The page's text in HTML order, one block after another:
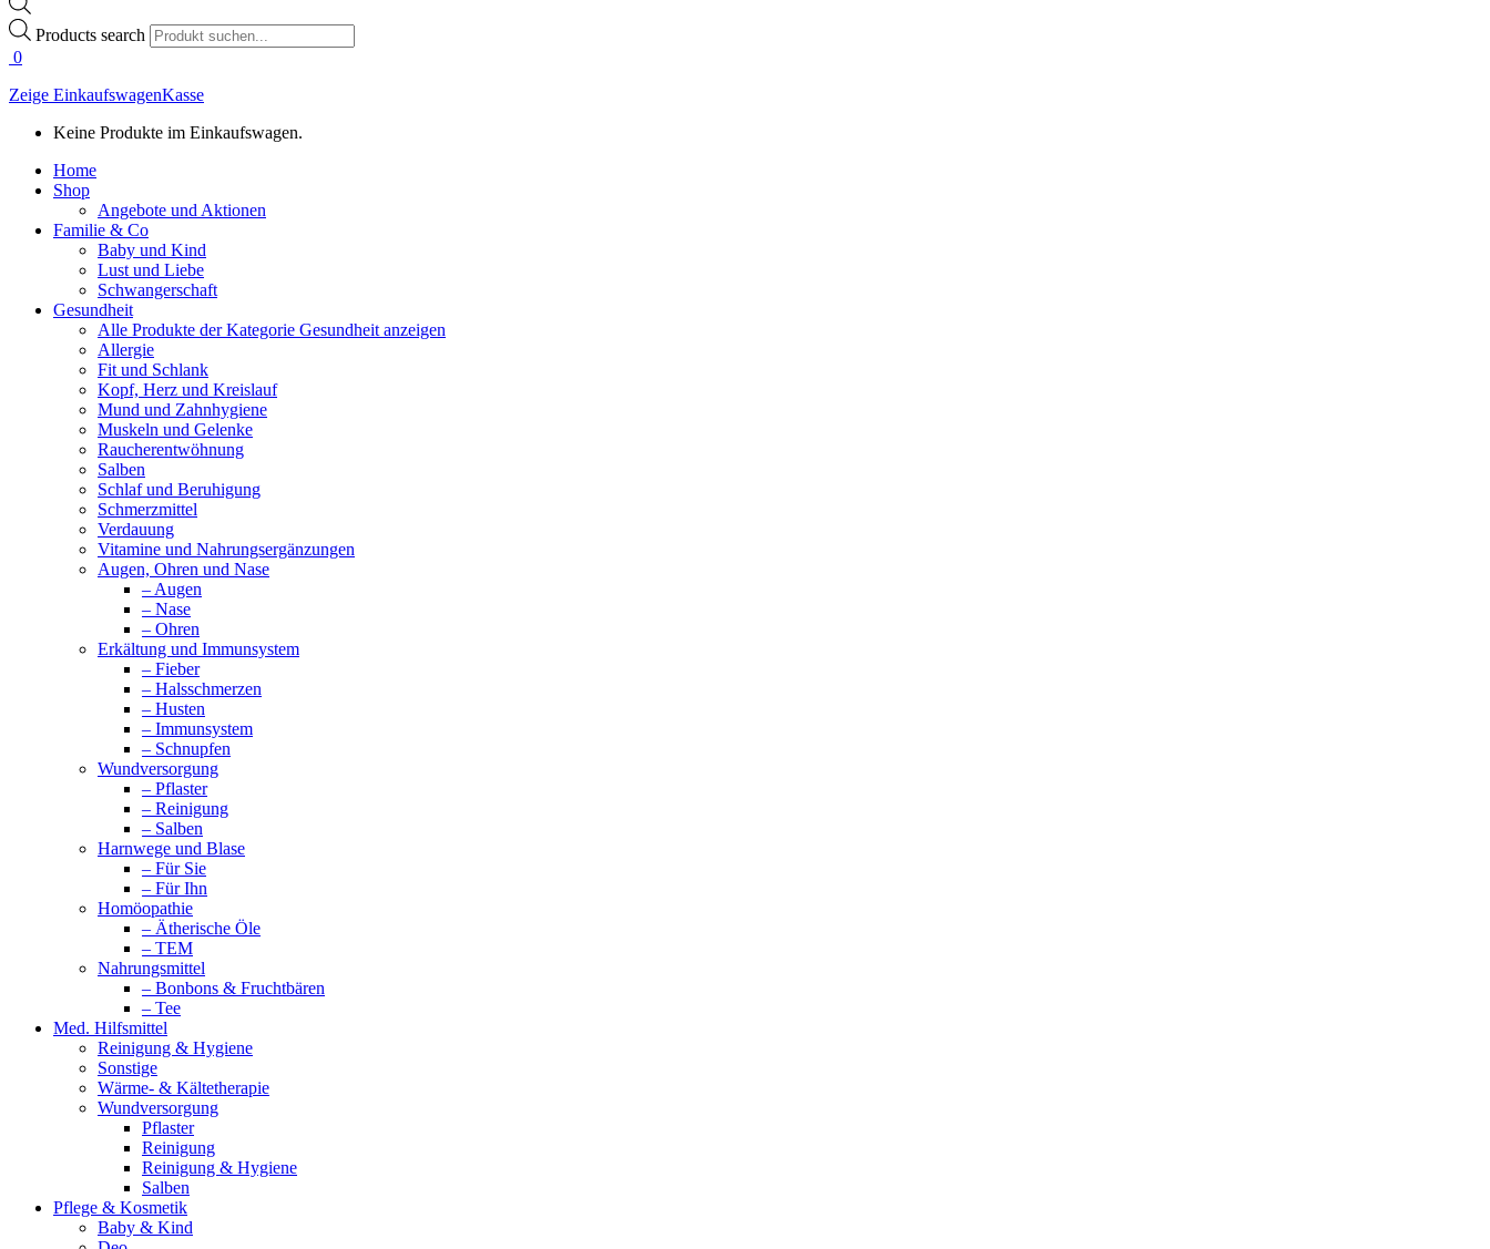
Products search
0
Zeige EinkaufswagenKasse
Keine Produkte im Einkaufswagen.
Home
Shop
Angebote und Aktionen
Familie & Co
Baby und Kind
Lust und Liebe
Schwangerschaft
Gesundheit
Alle Produkte der Kategorie Gesundheit anzeigen
Allergie
Fit und Schlank
Kopf, Herz und Kreislauf
Mund und Zahnhygiene
Muskeln und Gelenke
Raucherentwöhnung
Salben
Schlaf und Beruhigung
Schmerzmittel
Verdauung
Vitamine und Nahrungsergänzungen
Augen, Ohren und Nase
– Augen
– Nase
– Ohren
Erkältung und Immunsystem
– Fieber
– Halsschmerzen
– Husten
– Immunsystem
– Schnupfen
Wundversorgung
– Pflaster
– Reinigung
– Salben
Harnwege und Blase
– Für Sie
– Für Ihn
Homöopathie
– Ätherische Öle
– TEM
Nahrungsmittel
– Bonbons & Fruchtbären
– Tee
Med. Hilfsmittel
Reinigung & Hygiene
Sonstige
Wärme- & Kältetherapie
Wundversorgung
Pflaster
Reinigung
Reinigung & Hygiene
Salben
Pflege & Kosmetik
Baby & Kind